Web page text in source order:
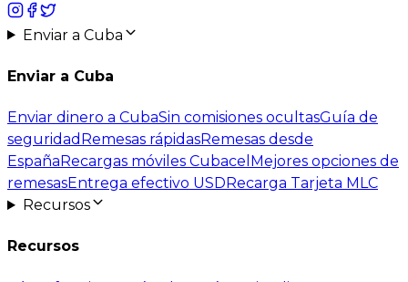
Enviar a Cuba
Enviar a Cuba
Enviar dinero a CubaSin comisiones ocultasGuía de
seguridad Remesas rápidasRemesas desde
EspañaRecargas móviles Cubacel Mejores opciones de
remesasEntrega efectivo USDRecarga Tarjeta MLC
Recursos
Recursos